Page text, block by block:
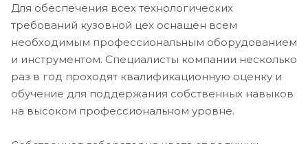
Для обеспечения всех технологических
требований кузовной цех оснащен всем
необходимым профессиональным оборудованием
и инструментом. Специалисты компании несколько
раз в год проходят квалификационную оценку и
обучение для поддержания собственных навыков
на высоком профессиональном уровне.